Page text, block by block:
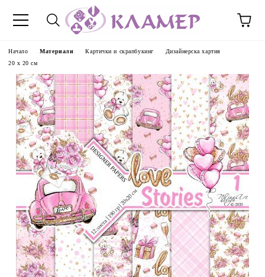
Начало Материали Картички и скрапбукинг
Дизайнерска хартия
20 х 20 см